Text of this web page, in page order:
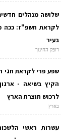
שלושה מנהלים
לקראת תשפ"ז: ככה
בעיר
דופק החינוך
שפע פרי לקראת חגי
הקיץ בשיאה -
לרכוש תוצרת הארץ
בארץ
עשרות ראשי